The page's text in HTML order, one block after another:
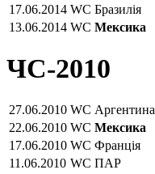
17.06.2014 WC Бразилія
13.06.2014 WC Мексика
ЧС-2010
27.06.2010 WC Аргентина
22.06.2010 WC Мексика
17.06.2010 WC Франція
11.06.2010 WC ПАР